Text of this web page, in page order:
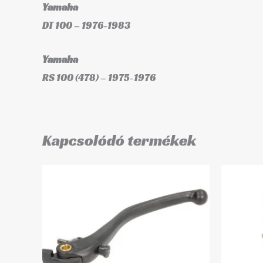
Yamaha
DT 100 – 1976-1983
Yamaha
RS 100 (478) – 1975-1976
Kapcsolódó termékek